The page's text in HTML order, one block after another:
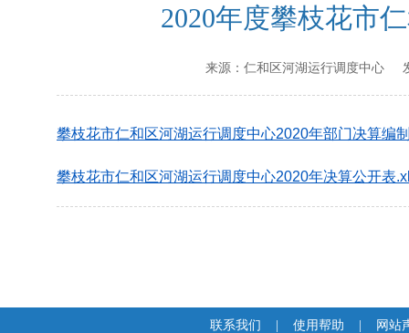
2020年度攀枝花市
来源： 仁和区河湖运行调度中心发
攀枝花市仁和区河湖运行调度中心2020年部门决算编
攀枝花市仁和区河湖运行调度中心2020年决算公开表
联系我们 使用帮助 网站